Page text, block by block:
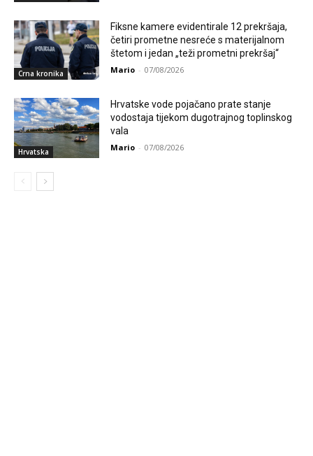
Crna kronika
Fiksne kamere evidentirale 12 prekršaja,
četiri prometne nesreće s materijalnom
štetom i jedan „teži prometni prekršaj“
Mario - 07/08/2026
Hrvatska
Hrvatske vode pojačano prate stanje
vodostaja tijekom dugotrajnog toplinskog
vala
Mario - 07/08/2026